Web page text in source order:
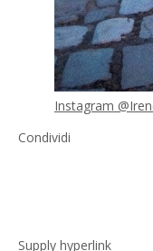
Instagram
Condividi
Supply hyperlink